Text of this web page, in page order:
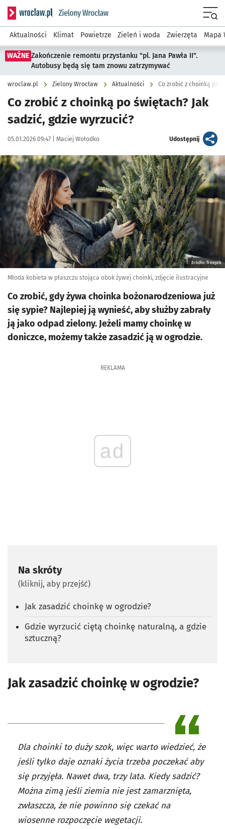
Serwis informacyjny wroclaw.pl podserwis: Środowisko we
Aktualności Klimat Powietrze Zieleń i woda Zwierzęta Mapa
WAŻNE Zakończenie remontu przystanku "pl. Jana Pawła II".
Autobusy będą się tam znowu zatrzymywać
wroclaw.pl Zielony Wrocław Aktualności Co zrobić z choinką po
Co zrobić z choinką po świętach? Jak
sadzić, gdzie wyrzucić?
Data publikacji:
05.01.2026 09:47 | Autor:
Maciej Wołodko Udostępnijartykuł
Kliknij, aby powiększyć
źródło: freepik
Młoda kobieta w płaszczu stojąca obok żywej choinki, zdjęcie ilustracyjne
Co zrobić, gdy żywa choinka bożonarodzeniowa już
się sypie? Najlepiej ją wynieść, aby służby zabrały
ją jako odpad zielony. Jeżeli mamy choinkę w
doniczce, możemy także zasadzić ją w ogrodzie.
REKLAMA
ad
Na skróty
(kliknij, aby przejść)
Jak zasadzić choinkę w ogrodzie?
Gdzie wyrzucić ciętą choinkę naturalną, a gdzie
sztuczną?
Jak zasadzić choinkę w ogrodzie?
Dla choinki to duży szok, więc warto wiedzieć, że
jeśli tylko daje oznaki życia trzeba poczekać aby
się przyjęła. Nawet dwa, trzy lata. Kiedy sadzić?
Można zimą jeśli ziemia nie jest zamarznięta,
zwłaszcza, że nie powinno się czekać na
wiosenne rozpoczęcie wegetacji.